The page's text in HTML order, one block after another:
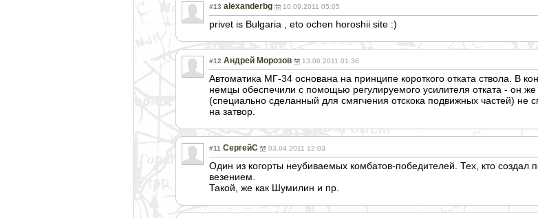
#13 alexanderbg 10.09.2011 05:05
privet is Bulgaria , eto ochen horoshii site :)
#12 Андрей Морозов 13.06.2011 01:36
Автоматика МГ-34 основана на принципе короткого отката ствола. В
немцы обеспечили с помощью регулируемого усилителя отката - он
(специально сделанный для смягчения отскока подвижных частей) не
на затвор.
#11 СергейС 03.04.2011 12:03
Один из когорты неубиваемых комбатов-победителей. Тех, кто
везением.
Такой, же как Шумилин и пр.